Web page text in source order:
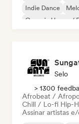
Indie Dance
Organic House /
Selo
> 1300
Afrobeat /
Chill / Lo-fi Hip-
Assinar artistas